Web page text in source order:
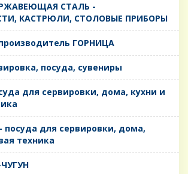
СТАЛЬ -
КАСТРЮЛИ, СТОЛОВЫЕ ПРИБОРЫ
ГОРНИЦА
посуда, сувениры
для сервировки, дома, кухни и
- посуда для сервировки, дома,
техника
ЧУГУН